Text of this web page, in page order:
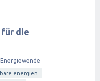
die
Energiewende
energien